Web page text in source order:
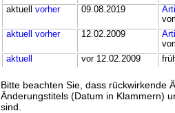
aktuell vorher 09.08.2019
aktuell
vorher 12.02.2009
aktuell
vor 12.02.2009
Bitte beachten Sie, dass rückwirkende
Änderungstitels (Datum in Klammern)
sind.